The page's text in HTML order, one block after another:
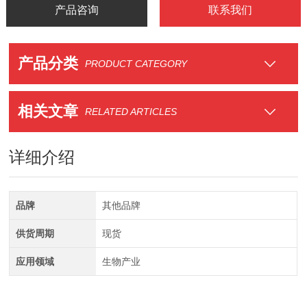
产品咨询 联系我们
产品分类 PRODUCT CATEGORY
相关文章 RELATED ARTICLES
详细介绍
品牌 其他品牌
供货周期 现货
应用领域 生物产业